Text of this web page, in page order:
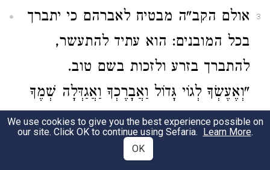
3
אולם הקב"ה מבטיח לאברהם כי יתברך
בכל המובנים: הוא עתיד להתעשר,
להתברך בזרע ולזכות בשם טוב.
"וְאֶעֶשְׂךָ לְגוֹי גָּדוֹל וַאֲבָרֶכְךָ וַאֲגַדְּלָה שְׁמֶךָ
וֶהְיֵה בְּרָכָה". רש"י מעיר שהברכה באה
כעידוד וכמענה לחששות המלווים את
We use cookies to give you the best experience possible on
our site. Click OK to continue using Sefaria. Learn More.
OK